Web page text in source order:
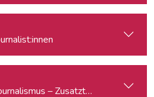
– Zusatztermin